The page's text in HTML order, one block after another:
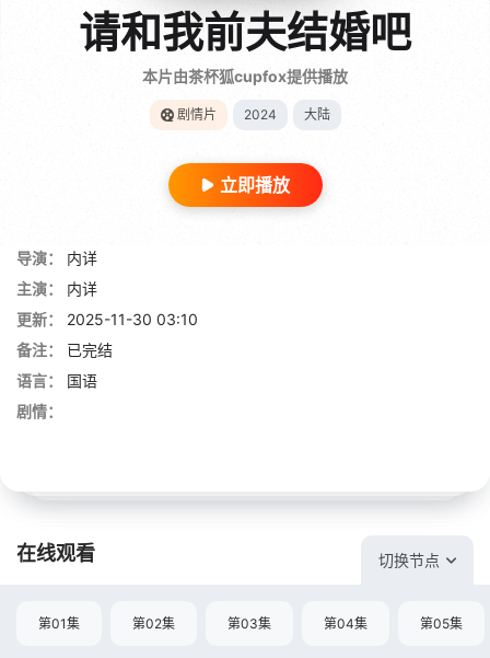
请和我前夫结婚吧
本片由茶杯狐cupfox提供播放
剧情片 2024 大陆
立即播放
导演：
内详
主演：
内详
更新：
2025-11-30 03:10
备注：
已完结
语言：
国语
剧情：
在线观看 切换节点
第01集 第02集 第03集 第04集 第05集